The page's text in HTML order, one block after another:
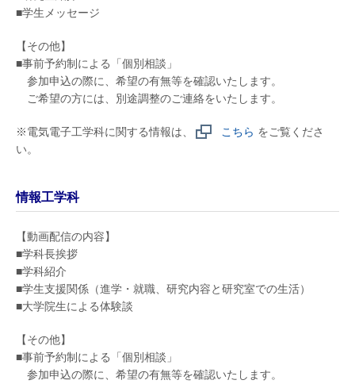
■学生メッセージ
【その他】
■事前予約制による「個別相談」
参加申込の際に、希望の有無等を確認いたします。
ご希望の方には、別途調整のご連絡をいたします。
※電気電子工学科に関する情報は、 こちら をご覧くださ
い。
情報工学科
【動画配信の内容】
■学科長挨拶
■学科紹介
■学生支援関係（進学・就職、研究内容と研究室での生活）
■大学院生による体験談
【その他】
■事前予約制による「個別相談」
参加申込の際に、希望の有無等を確認いたします。